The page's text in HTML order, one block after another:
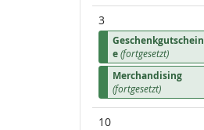
3
Geschenkgutschein
e(fortgesetzt)
Merchandising
(fortgesetzt)
10